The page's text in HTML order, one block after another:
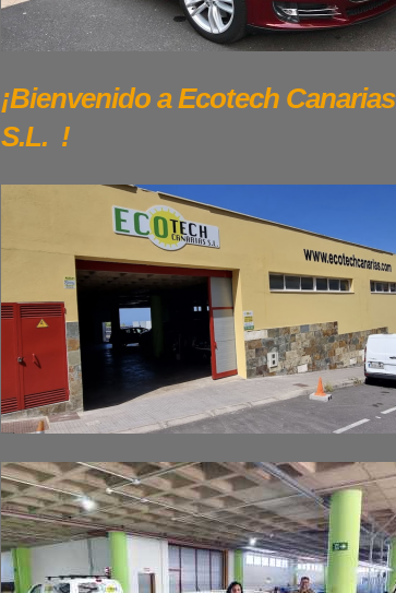
¡Bienvenido aEcotech Canarias
S.L. !